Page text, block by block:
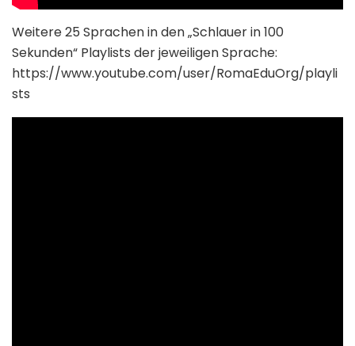
Weitere 25 Sprachen in den „Schlauer in 100
Sekunden“ Playlists der jeweiligen Sprache:
https://www.youtube.com/user/RomaEduOrg/playli
sts